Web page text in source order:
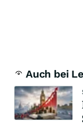
Auch bei